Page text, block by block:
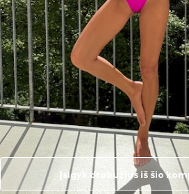
Įsigyk drabužius iš šio